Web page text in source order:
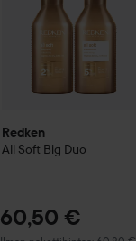
Redken
All Soft Big Duo
60,50 €